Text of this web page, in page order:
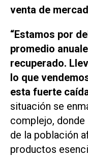
venta de
“Estamos por
promedio
recuperado.
lo que
esta fuerte
situación se
complejo,
de la población
productos